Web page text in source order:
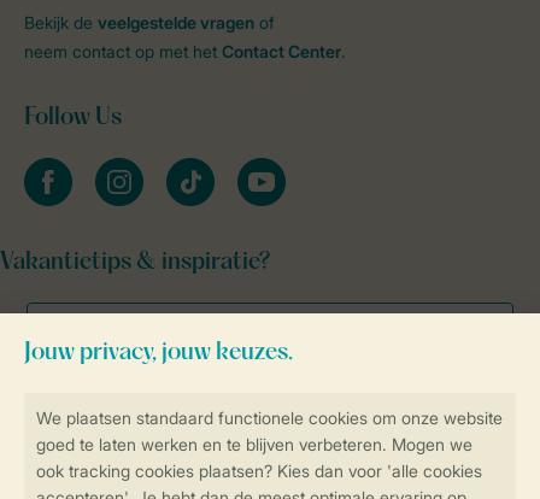
Veilig en snel online boeken
Bekijk de veelgestelde vragen of
neem contact op met het Contact Center.
Follow Us
facebookinstagramtiktok youtube
Vakantietips & inspiratie?